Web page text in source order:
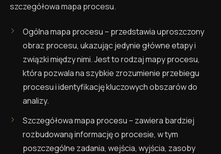
szczegółowa mapa procesu.
Ogólna mapa procesu – przedstawia uproszczony
obraz procesu, ukazując jedynie główne etapy i
związki między nimi. Jest to rodzaj mapy procesu,
która pozwala na szybkie zrozumienie przebiegu
procesu i identyfikację kluczowych obszarów do
analizy.
Szczegółowa mapa procesu – zawiera bardziej
rozbudowaną informację o procesie, w tym
poszczególne zadania, wejścia, wyjścia, zasoby